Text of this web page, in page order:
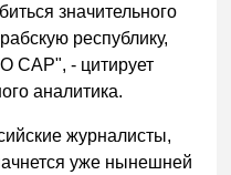
значительного
республику,
САР", - цитирует
аналитика.
журналисты,
уже нынешней